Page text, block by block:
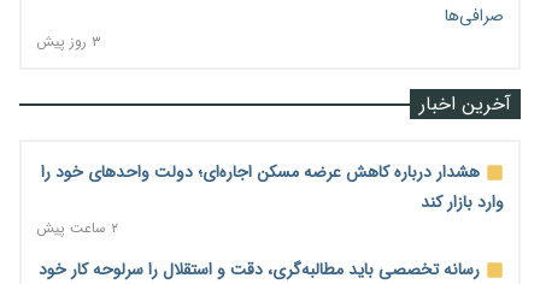
صرافی‌ها
۳ روز پیش
آخرین اخبار
هشدار درباره کاهش عرضه مسکن اجاره‌ای؛ دولت واحدهای خود را
وارد بازار کند
۲ ساعت پیش
رسانه تخصصی باید مطالبه‌گری، دقت و استقلال را سرلوحه کار خود